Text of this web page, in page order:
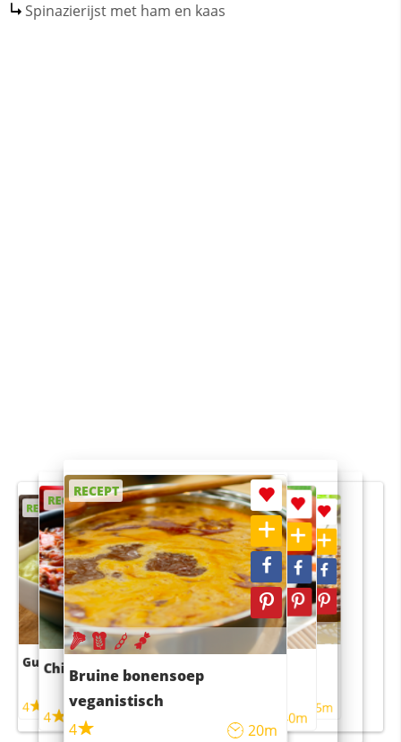
Spinazierijst met ham en kaas
RECEPT
Guacamole
4
RECEPT
Chili con carne
4 45m
RECEPT
Bruine bonensoep
veganistisch
4
20m
RECEPT
Sushi rijstsalade
maaltijdsalade
40m
RECEPT
4 55m